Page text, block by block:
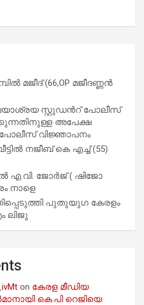
മജീദ് (66,OP മജീദണ്ണൻ
സ്റ്റുഡന്‍റ് പോലീസ്
അപേക്ഷ
വിജ്ഞാപനം
നജീബ് കെ എച്ച് (55)
എ.​വി. ജോ​ർ​ജ് ( ഷിജോ
നാളെ
പുതുയുഗ കേരളം
ലിജു
on കേരള മീഡിയ
കെ.പി റെജിയെ